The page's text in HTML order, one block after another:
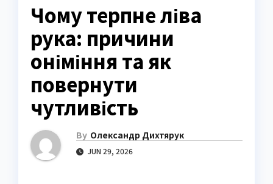
Чому терпне ліва
рука: причини
оніміння та як
повернути
чутливість
By Олександр Дихтярук
JUN 29, 2026